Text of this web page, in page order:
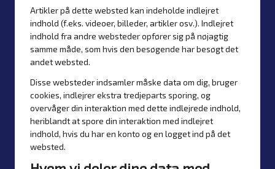
Artikler på dette websted kan indeholde indlejret
indhold (f.eks. videoer, billeder, artikler osv.). Indlejret
indhold fra andre websteder opfører sig på nøjagtig
samme måde, som hvis den besøgende har besøgt det
andet websted.
Disse websteder indsamler måske data om dig, bruger
cookies, indlejrer ekstra tredjeparts sporing, og
overvåger din interaktion med dette indlejrede indhold,
heriblandt at spore din interaktion med indlejret
indhold, hvis du har en konto og en logget ind på det
websted.